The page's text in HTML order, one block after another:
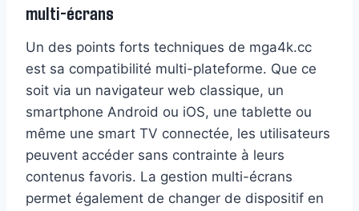
multi-écrans
Un des points forts techniques de mga4k.cc
est sa compatibilité multi-plateforme. Que ce
soit via un navigateur web classique, un
smartphone Android ou iOS, une tablette ou
même une smart TV connectée, les utilisateurs
peuvent accéder sans contrainte à leurs
contenus favoris. La gestion multi-écrans
permet également de changer de dispositif en